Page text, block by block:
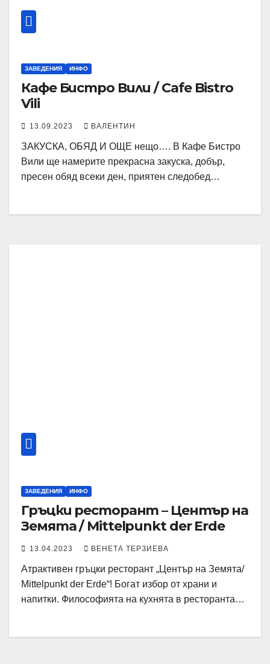
ЗАВЕДЕНИЯ ИНФО
Кафе Бистро Вили / Cafe Bistro
Vili
13.09.2023 ВАЛЕНТИН
ЗАКУСКА, ОБЯД И ОЩЕ нещо…. В Кафе Бистро
Вили ще намерите прекрасна закуска, добър,
пресен обяд всеки ден, приятен следобед…
ЗАВЕДЕНИЯ ИНФО
Гръцки ресторант – Център на
Земята / Mittelpunkt der Erde
13.04.2023 ВЕНЕТА ТЕРЗИЕВА
Атрактивен гръцки ресторант „Център на Земята/
Mittelpunkt der Erde“! Богат избор от храни и
напитки. Философията на кухнята в ресторанта…